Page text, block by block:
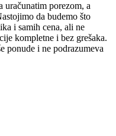
uračunatim porezom, a
da budemo što
i samih cena, ali ne
kompletne i bez grešaka.
ponude i ne podrazumeva